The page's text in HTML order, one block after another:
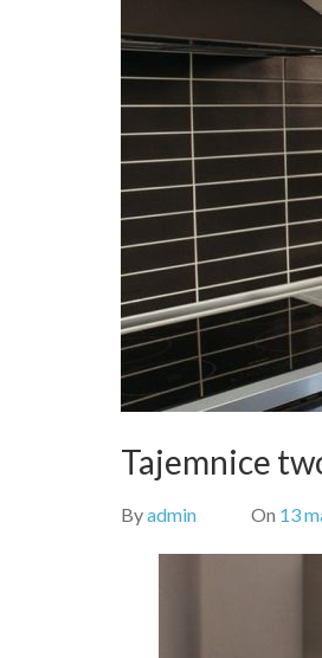
Tajemnice
Byadmin On 13